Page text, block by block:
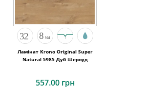
Ламінат Krono Original Super
Natural 5985 Дуб Шервуд
557.00 грн